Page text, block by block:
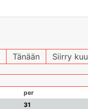
Tänään Siirry
per
31